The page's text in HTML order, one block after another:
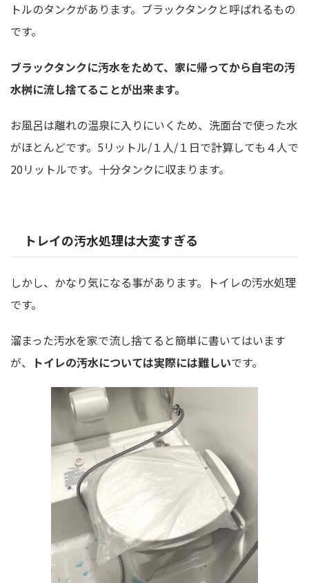
トルのタンクがあります。ブラックタンクと呼ばれるもの
です。
ブラックタンクに汚水をためて、家に帰ってから自宅の汚
水桝に流し捨てることが出来ます。
お風呂は離れの温泉に入りにいくため、洗面台で使った水
がほとんどです。5リットル/１人/１日で計算しても４人で
20リットルです。十分タンクに収まります。
トレイの汚水処理は大変すぎる
しかし、かなり気になる事があります。トイレの汚水処理
です。
溜まった汚水を家で流し捨てると簡単に書いてはいます
が、 トイレの汚水については実際には難しいです。